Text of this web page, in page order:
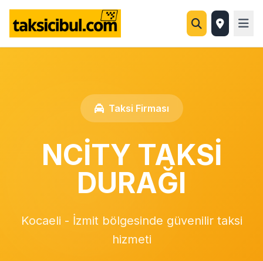
Taksi Firması
NCİTY TAKSİ
DURAĞI
Kocaeli - İzmit bölgesinde güvenilir taksi
hizmeti